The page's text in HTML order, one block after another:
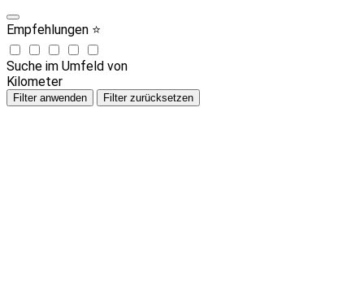
Empfehlungen ⭐
Suche im Umfeld von
Kilometer
Filter anwenden Filter zurücksetzen